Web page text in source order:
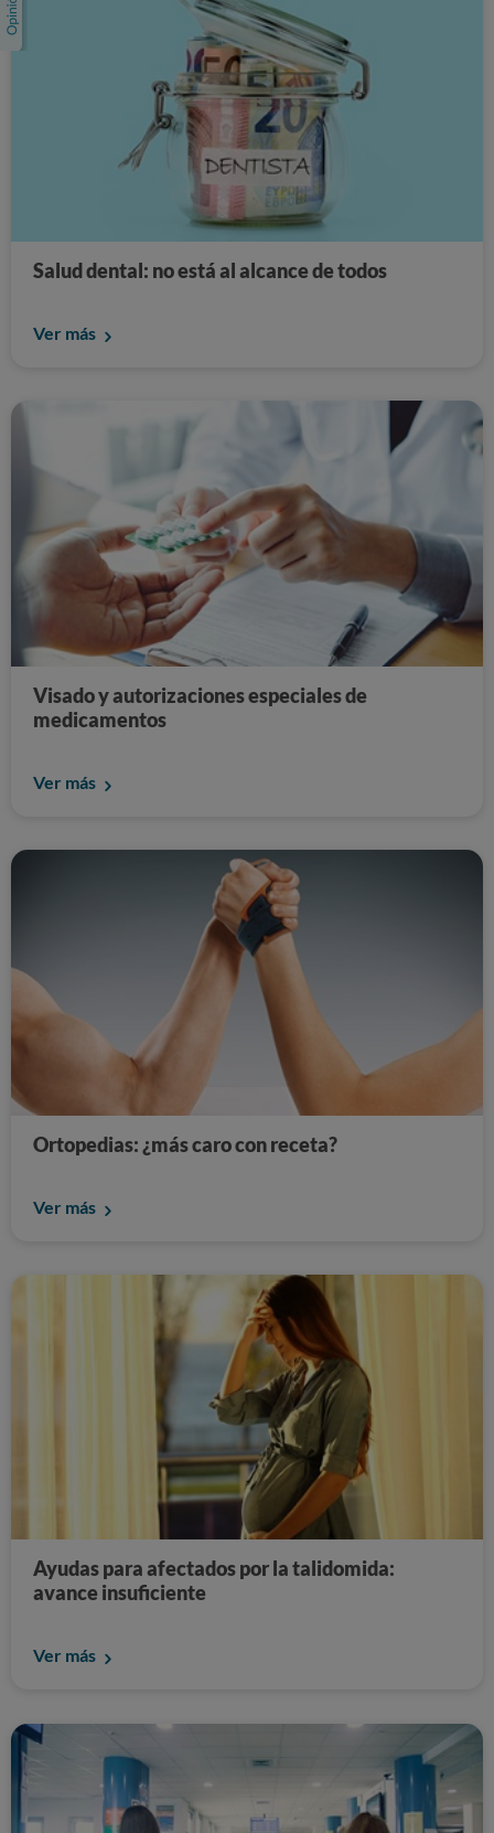
Salud dental: no está al alcance de todos
Ver más
Visado y autorizaciones especiales de
medicamentos
Ver más
Ortopedias: ¿más caro con receta?
Ver más
Ayudas para afectados por la talidomida:
avance insuficiente
Ver más